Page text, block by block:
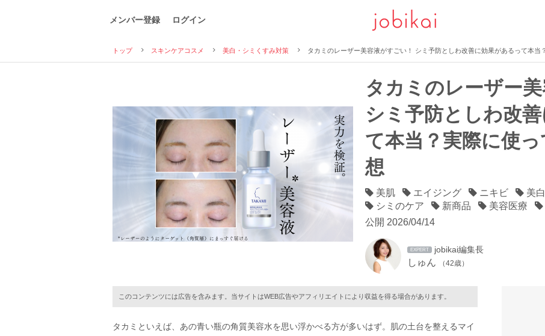
メンバー登録 ログイン
トップ スキンケアコスメ 美白・シミくすみ対策 タカミのレーザー美容液がすごい！ シミ予防としわ改善に効果があるって本当
タカミのレーザー
シミ予防としわ改
て本当？実際に使
想
美肌 エイジング ニキビ 美
シミのケア
新商品 美容医療
公開 2026/04/14
EXPERT jobikai編集長
しゅん （42歳）
このコンテンツには広告を含みます。当サイトはWEB広告やアフィリエイトにより収益を得る場合があります。
タカミといえば、あの青い瓶の角質美容水を思い浮かべる方が多いはず。肌の土台を整えるマイ